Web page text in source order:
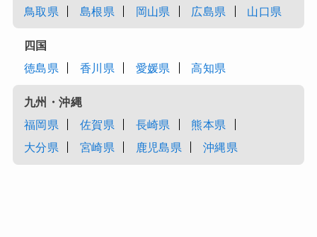
鳥取県
島根県 岡山県 広島県 山口県
四国
徳島県
香川県 愛媛県 高知県
九州・沖縄
福岡県
佐賀県 長崎県
熊本県
大分県
宮崎県 鹿児島県 沖縄県